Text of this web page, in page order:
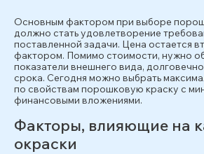
Основным фактором при выборе
должно стать удовлетворение
поставленной задачи. Цена остается
фактором. Помимо стоимости, нужно
показатели внешнего вида,
срока. Сегодня можно выбрать
по свойствам порошковую краску с
финансовыми вложениями.
Факторы, влияющие на
окраски